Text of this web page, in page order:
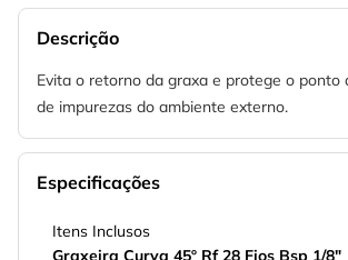
Descrição
Evita o retorno da graxa e protege o ponto
de impurezas do ambiente externo.
Especificações
Itens Inclusos
Graxeira Curva 45º Rf 28 Fios Bsp 1/8"